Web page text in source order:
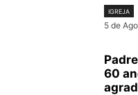
IGREJA
5 de
60